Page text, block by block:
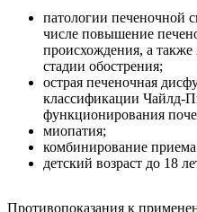
патологии печеночной
числе повышение
происхождения, а также
стадии обострения;
острая печеночная
классификации Чайлд-
функционирования
миопатия;
комбинирование
детский возраст до 18
Противопоказания к